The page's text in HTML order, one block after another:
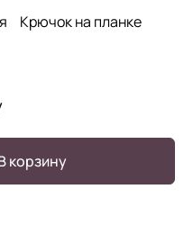
Крючок на планке
корзину